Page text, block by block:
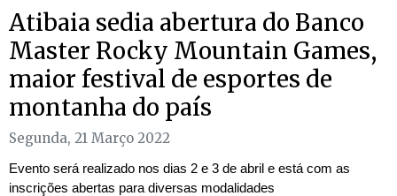
Atibaia sedia abertura do Banco
Master Rocky Mountain Games,
maior festival de esportes de
montanha do país
Segunda, 21 Março 2022
Evento será realizado nos dias 2 e 3 de abril e está com as
inscrições abertas para diversas modalidades